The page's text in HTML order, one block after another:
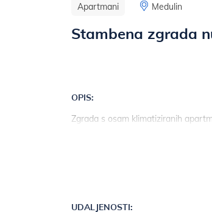
Apartmani Medulin
Stambena zgrada
OPIS:
Zgrada s osam klimatiziranih
UDALJENOSTI: